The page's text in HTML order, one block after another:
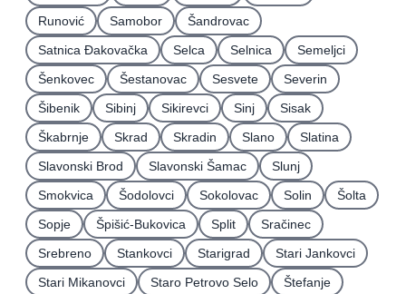
Runović
Samobor
Šandrovac
Satnica Ðakovačka
Selca Selnica
Semeljci
Šenkovec
Šestanovac Sesvete
Severin
Šibenik
Sibinj Sikirevci Sinj
Sisak
Škabrnje
Skrad Skradin Slano
Slatina
Slavonski Brod
Slavonski Šamac
Slunj
Smokvica
Šodolovci Sokolovac Solin
Šolta
Sopje
Špišić-Bukovica Split
Sračinec
Srebreno
Stankovci Starigrad
Stari Jankovci
Stari Mikanovci
Staro Petrovo Selo
Štefanje